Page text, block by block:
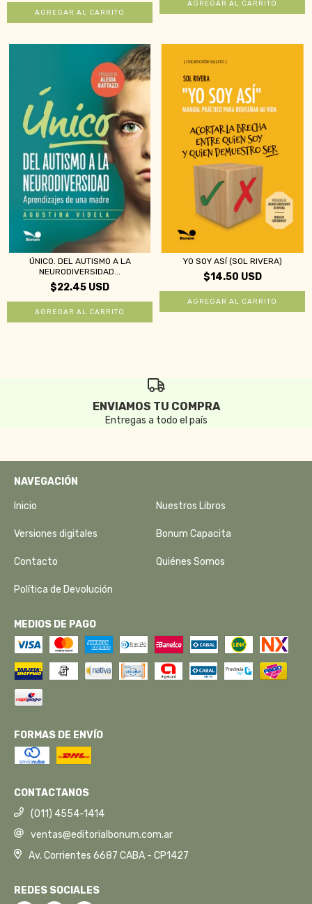
ÚNICO. DEL AUTISMO A LA
NEURODIVERSIDAD...
$22.45 USD
YO SOY ASÍ (SOL RIVERA)
$14.50 USD
ENVIAMOS TU COMPRA
Entregas a todo el país
NAVEGACIÓN
Inicio Nuestros Libros
Versiones digitales Bonum Capacita
Contacto Quiénes Somos
Política de Devolución
MEDIOS DE PAGO
FORMAS DE ENVÍO
CONTACTANOS
(011) 4554-1414
ventas@editorialbonum.com.ar
Av. Corrientes 6687 CABA - CP1427
REDES SOCIALES